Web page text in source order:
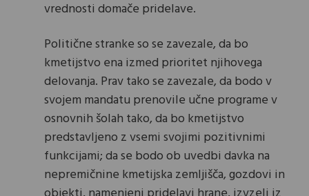
vrednosti domače pridelave.
Politične stranke so se zavezale, da bo
kmetijstvo ena izmed prioritet njihovega
delovanja. Prav tako se zavezale, da bodo v
svojem mandatu prenovile učne programe v
osnovnih šolah tako, da bo kmetijstvo
predstavljeno z vsemi svojimi pozitivnimi
funkcijami; da se bodo ob uvedbi davka na
nepremičnine kmetijska zemljišča, gozdovi in